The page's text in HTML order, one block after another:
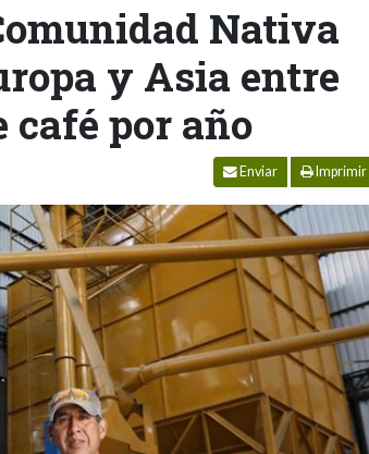
Nativa
y Asia entre
café por año
Enviar Imprimir